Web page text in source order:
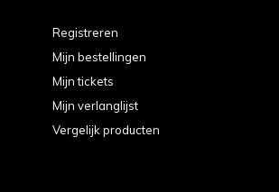
Registreren
Mijn bestellingen
Mijn tickets
Mijn verlanglijst
Vergelijk producten